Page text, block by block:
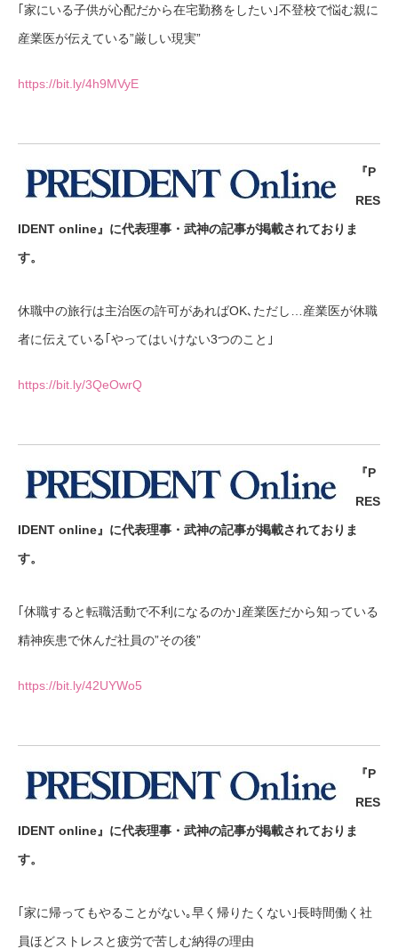
｢家にいる子供が心配だから在宅勤務をしたい｣不登校で悩む親に
産業医が伝えている”厳しい現実”
https://bit.ly/4h9MVyE
『P
RES
IDENT online』に代表理事・武神の記事が掲載されておりま
す。
休職中の旅行は主治医の許可があればOK､ただし…産業医が休職
者に伝えている｢やってはいけない3つのこと｣
https://bit.ly/3QeOwrQ
『P
RES
IDENT online』に代表理事・武神の記事が掲載されておりま
す。
｢休職すると転職活動で不利になるのか｣産業医だから知っている
精神疾患で休んだ社員の”その後”
https://bit.ly/42UYWo5
『P
RES
IDENT online』に代表理事・武神の記事が掲載されておりま
す。
｢家に帰ってもやることがない｡早く帰りたくない｣長時間働く社
員ほどストレスと疲労で苦しむ納得の理由